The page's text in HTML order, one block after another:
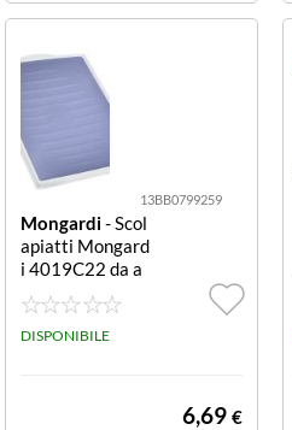
13BB0799259
Mongardi- Scol
apiatti Mongard
i 4019C22 da a
ppoggio Blu da a
ppoggio
DISPONIBILE
6,69 €